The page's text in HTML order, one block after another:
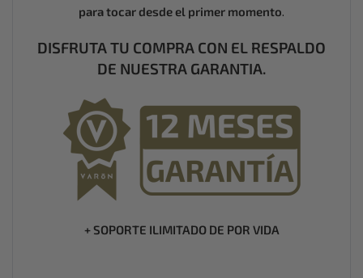
para tocar desde el primer momento.
DISFRUTA TU COMPRA CON EL RESPALDO
DE NUESTRA GARANTIA.
+ SOPORTE ILIMITADO DE POR VIDA